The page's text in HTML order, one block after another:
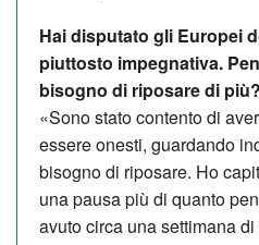
Hai disputato gli Europei
piuttosto impegnativa.
bisogno di riposare di più?
«Sono stato contento di
essere onesti, guardando
bisogno di riposare. Ho
una pausa più di quanto
avuto circa una settimana